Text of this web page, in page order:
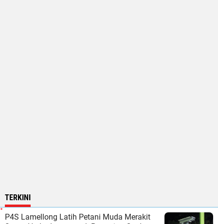
TERKINI
P4S Lamellong Latih Petani Muda Merakit